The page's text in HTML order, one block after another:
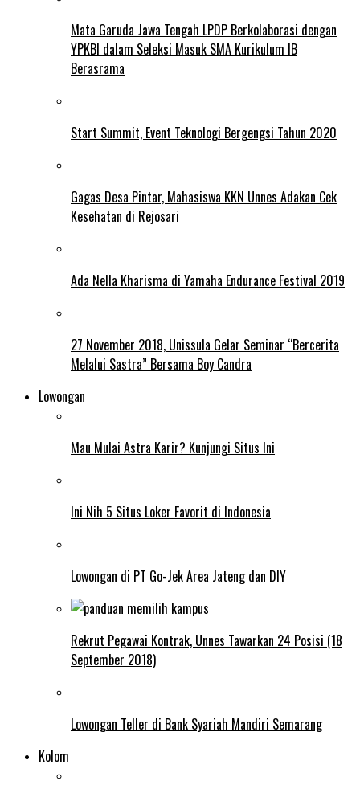
Mata Garuda Jawa Tengah LPDP Berkolaborasi dengan
YPKBI dalam Seleksi Masuk SMA Kurikulum IB
Berasrama
Start Summit, Event Teknologi Bergengsi Tahun 2020
Gagas Desa Pintar, Mahasiswa KKN Unnes Adakan Cek
Kesehatan di Rejosari
Ada Nella Kharisma di Yamaha Endurance Festival 2019
27 November 2018, Unissula Gelar Seminar “Bercerita
Melalui Sastra” Bersama Boy Candra
Lowongan
Mau Mulai Astra Karir? Kunjungi Situs Ini
Ini Nih 5 Situs Loker Favorit di Indonesia
Lowongan di PT Go-Jek Area Jateng dan DIY
Rekrut Pegawai Kontrak, Unnes Tawarkan 24 Posisi (18
September 2018)
Lowongan Teller di Bank Syariah Mandiri Semarang
Kolom